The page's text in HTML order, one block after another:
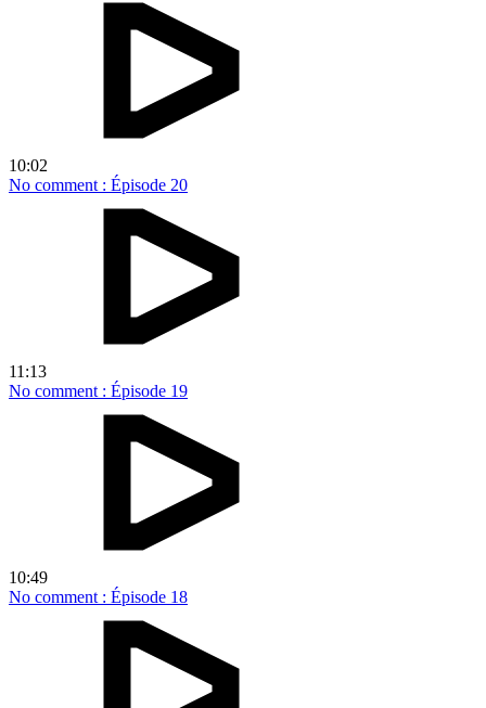
10:02
No comment : Épisode 20
11:13
No comment : Épisode 19
10:49
No comment : Épisode 18